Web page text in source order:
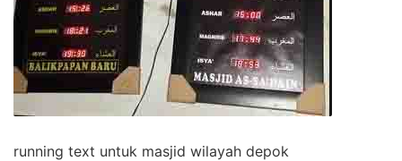
running text untuk masjid wilayah depok